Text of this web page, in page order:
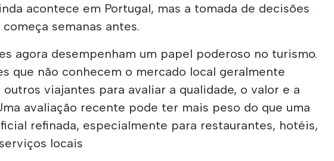
acontece em Portugal, mas a tomada de decisões
semanas antes.
agora desempenham um papel poderoso no turismo.
que não conhecem o mercado local geralmente
outros viajantes para avaliar a qualidade, o valor e a
avaliação recente pode ter mais peso do que uma
refinada, especialmente para restaurantes, hotéis,
locais